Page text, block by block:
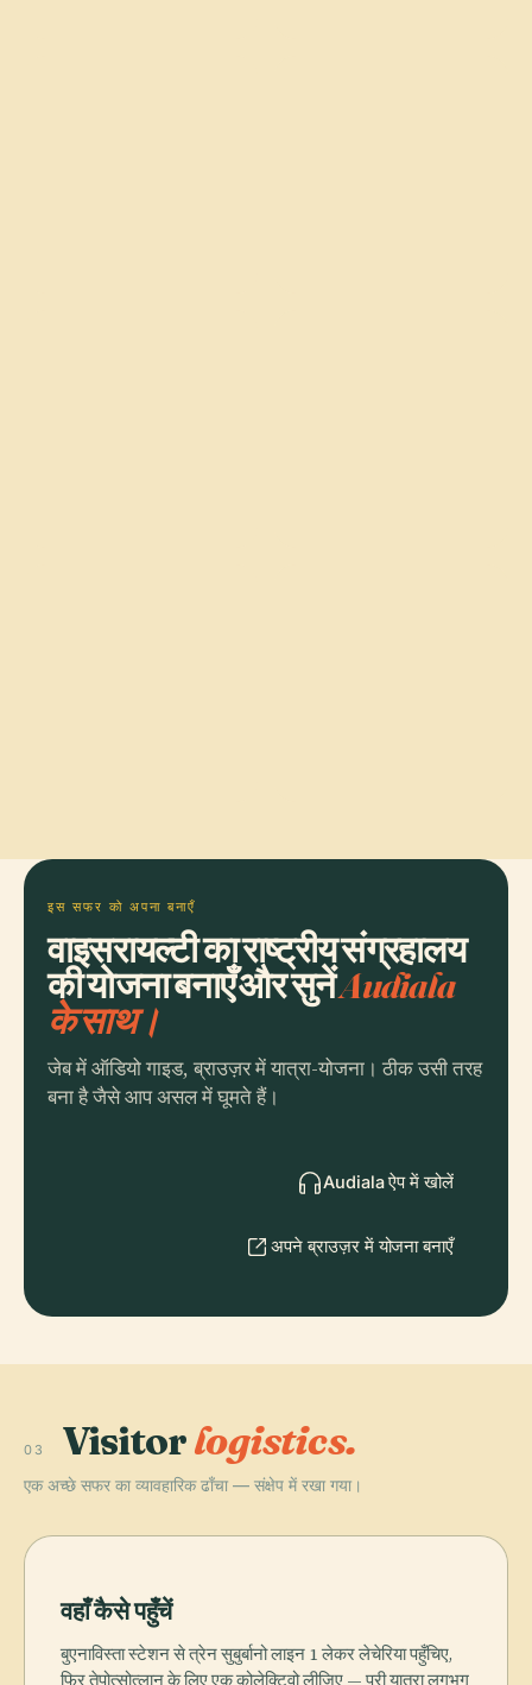
इस सफर को अपना बनाएँ
वाइसरायल्टी का राष्ट्रीय संग्रहालय
की योजना बनाएँ और सुनेंAudiala
के साथ।
जेब में ऑडियो गाइड, ब्राउज़र में यात्रा-योजना। ठीक उसी तरह
बना है जैसे आप असल में घूमते हैं।
Audiala ऐप में खोलें
अपने ब्राउज़र में योजना बनाएँ
03 Visitorlogistics.
एक अच्छे सफर का व्यावहारिक ढाँचा — संक्षेप में रखा गया।
वहाँ कैसे पहुँचें
बुएनाविस्ता स्टेशन से त्रेन सुबुर्बानो लाइन 1 लेकर लेचेरिया पहुँचिए,
फिर तेपोत्सोत्लान के लिए एक कोलेक्टिवो लीजिए — पूरी यात्रा लगभग